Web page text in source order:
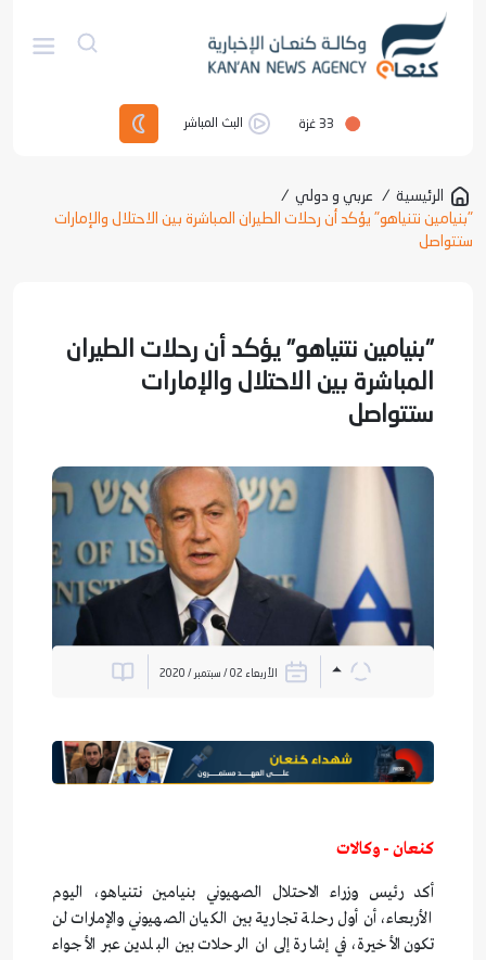
33 غزة البث المباشر
الرئيسية / عربي و دولي /
"بنيامين نتنياهو" يؤكد أن رحلات الطيران المباشرة بين الاحتلال والإمارات
ستتواصل
"بنيامين نتنياهو" يؤكد أن رحلات الطيران
المباشرة بين الاحتلال والإمارات
ستتواصل
الأربعاء 02 / سبتمبر / 2020
كنعان - وكالات
أكد رئيس وزراء الاحتلال الصهيوني بنيامين نتنياهو، اليوم
الأربعاء، أن أول رحلة تجارية بين الكيان الصهيوني والإمارات لن
تكون الأخيرة، في إشارة إلى ان الرحلات بين البلدين عبر الأجواء